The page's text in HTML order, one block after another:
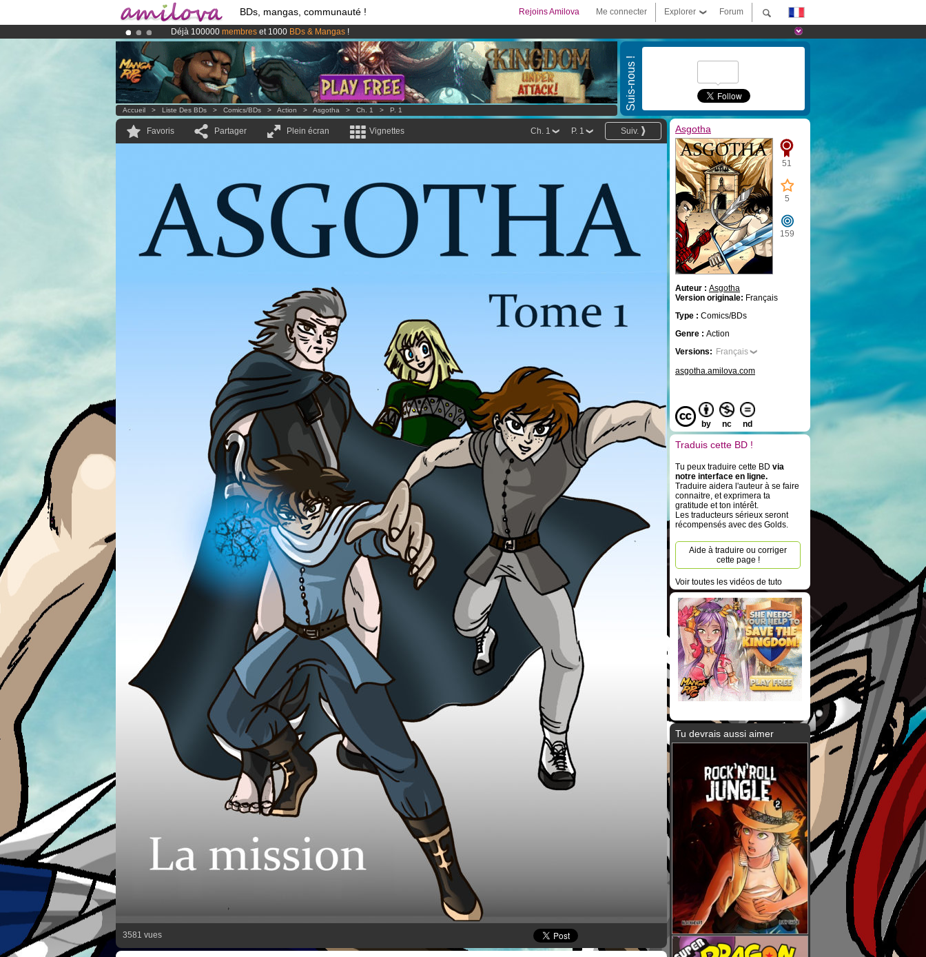
BDs, mangas, communauté ! Forum
Explorer
Me connecter
Rejoins Amilova
Déjà 100000 membres et 1000 BDs & Mangas !
LeKickstarter Amilova est désormais lancé!.
Abonnement premium: à partir de
3.95 eurospar mois !Clique ici pour t'abonner
Suis-nous !
Accueil > Liste Des BDs > Comics/BDs > Action > Asgotha > Ch. 1 > P. 1
Favoris Partager Plein écran Vignettes Suiv.
P. 1
Ch. 1
3581 vues
Asgotha
51
5
159
Auteur : Asgotha
Version originale: Français
Type : Comics/BDs
Genre : Action
Versions: Français
asgotha.amilova.com
by nc nd
Traduis cette BD !
Tu peux traduire cette BD via
notre interface en ligne.
Traduire aidera l'auteur à se faire
connaitre, et exprimera ta
gratitude et ton intérêt.
Les traducteurs sérieux seront
récompensés avec des Golds.
Aide à traduire ou corriger
cette page !
Voir toutes les vidéos de tuto
Tu devrais aussi aimer